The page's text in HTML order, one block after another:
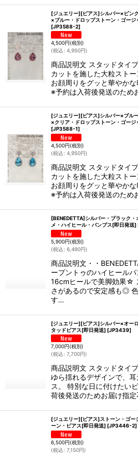
[ジュエリー][ピアス]シルバー×ピン
×ブルー・ドロップストーン・ゴー
[JP3588-2]
4,500円(税別)
(税込 : 4,950円)
商品説明文 スタッドタイ
カットを施した大粒ストー
お顔周りをグッと華やかな
※予約は入荷後発送のため
[ジュエリー][ピアス]シルバー×ブル
×クリア・ドロップストーン・ゴー
[JP3588-1]
4,500円(税別)
(税込 : 4,950円)
商品説明文 スタッドタイ
カットを施した大粒ストー
お顔周りをグッと華やかな
※予約は入荷後発送のため
[BENEDETTA]シルバー・ブラック・
メ・ハイヒール・パンプス[即日発送]
5,900円(税別)
(税込 : 6,490円)
商品説明文・・
ープントゥのハイヒール
16cmヒールで美脚効果☆
さがあるので安定感も◎
す…
[ジュエリー][ピアス]シルバー×オー
タッドピアス[即日発送] [JP3439]
7,000円(税別)
(税込 : 7,700円)
商品説明文 スタッドタイ
ゆら揺れるデザインで、
ス。 特別な日に付けたい
荷後発送のためお届け指
[ジュエリー][ピアス]ストーン・ゴー
ーン・ピアス[即日発送] [JP3446-2]
6,500円(税別)
(税込 : 7,150円)